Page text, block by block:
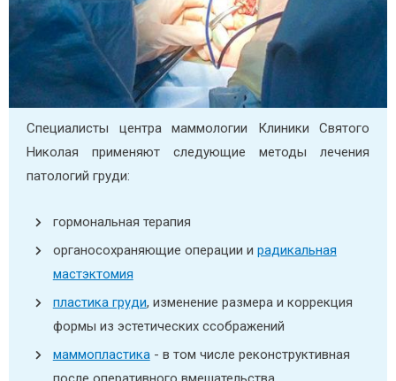
Специалисты центра маммологии Клиники Святого
Николая применяют следующие методы лечения
патологий груди:
гормональная терапия
органосохраняющие операции и радикальная
мастэктомия
пластика груди, изменение размера и коррекция
формы из эстетических ссображений
маммопластика- в том числе реконструктивная